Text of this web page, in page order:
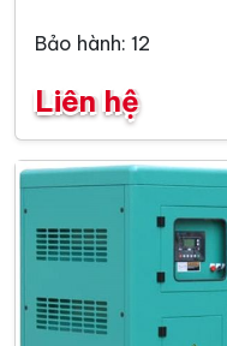
Bảo hành: 12
Liên hệ